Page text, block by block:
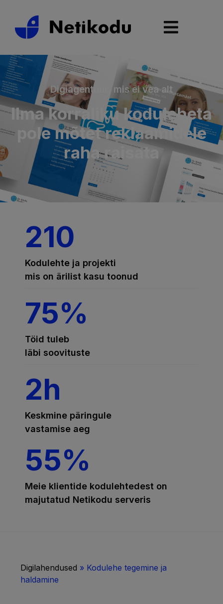
Digiagentuur, mis ei vea alt
Ilma korraliku koduleheta
pole mõtet reklaamidele
raha raisata
210
Kodulehte ja projekti
mis on ärilist kasu toonud
75%
Töid tuleb
läbi soovituste
2h
Keskmine päringule
vastamise aeg
55%
Meie klientide kodulehtedest on
majutatud Netikodu serveris
Digilahendused » Kodulehe tegemine ja
haldamine